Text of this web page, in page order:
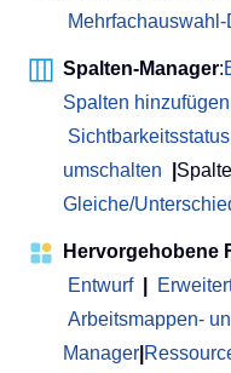
Spalten-Manager:
Spalten hinzufügen
umschalten
Gleiche/
Hervorgehobene
Entwurf
Arbeitsmappen-
Manager